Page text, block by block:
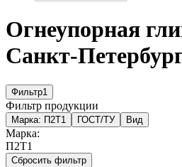
Огнеупорная
Санкт-
Фильтр1
Фильтр продукции
Марка: П2Т1 ГОСТ/ТУ Вид
Марка:
П2Т1
Сбросить фильтр